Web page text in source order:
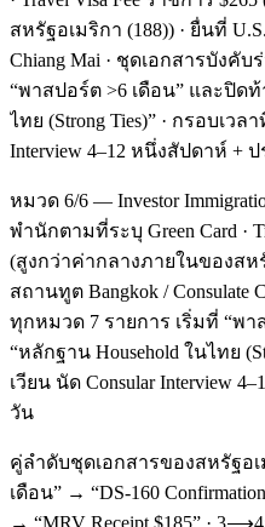
สหรัฐอเมริกา (188)) · ยื่นที่
Chiang Mai · ชุดเอกสารบังคั
“พาสปอร์ต >6 เดือน” และปิด
ไทย (Strong Ties)” · กรอบเว
Interview 4–12 หนึ่งสัปดาห์ +
หมวด 6/6 — Investor
พำนักตามที่ระบุ Green Card ·
(สูงกว่าค่ากลางภายในของสห
สถานทูต Bangkok / Consulate
ทุกหมวด 7 รายการ เริ่มที่ “พา
“หลักฐาน Household ในไทย
เวียน นัด Consular Interview
วัน
คู่ลำดับชุดเอกสารของสหรัฐอ
เดือน” → “DS-160
→ “MRV Receipt $185” ·